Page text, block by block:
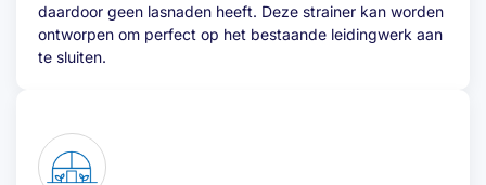
daardoor geen lasnaden heeft. Deze strainer kan worden
ontworpen om perfect op het bestaande leidingwerk aan
te sluiten.
Name(Required)